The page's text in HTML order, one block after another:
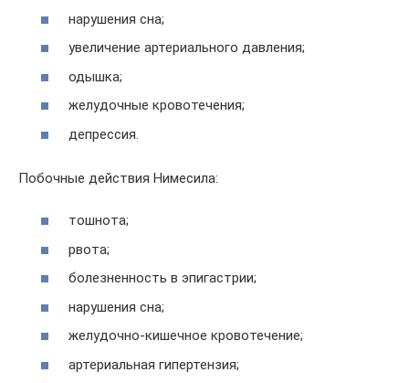
нарушения сна;
увеличение артериального давления;
одышка;
желудочные кровотечения;
депрессия.
Побочные действия Нимесила:
тошнота;
рвота;
болезненность в эпигастрии;
нарушения сна;
желудочно-кишечное кровотечение;
артериальная гипертензия;